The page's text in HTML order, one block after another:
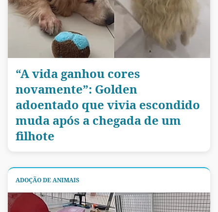
“A vida ganhou cores
novamente”: Golden
adoentado que vivia escondido
muda após a chegada de um
filhote
ADOÇÃO DE ANIMAIS